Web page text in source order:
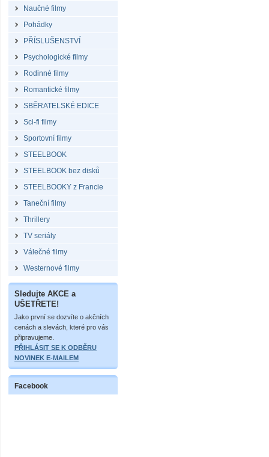
Naučné filmy
Pohádky
PŘÍSLUŠENSTVÍ
Psychologické filmy
Rodinné filmy
Romantické filmy
SBĚRATELSKÉ EDICE
Sci-fi filmy
Sportovní filmy
STEELBOOK
STEELBOOK bez disků
STEELBOOKY z Francie
Taneční filmy
Thrillery
TV seriály
Válečné filmy
Westernové filmy
Sledujte AKCE a
UŠETŘETE!
Jako první se dozvíte o akčních
cenách a slevách, které pro vás
připravujeme.
PŘIHLÁSIT SE K ODBĚRU
NOVINEK E-MAILEM
Facebook